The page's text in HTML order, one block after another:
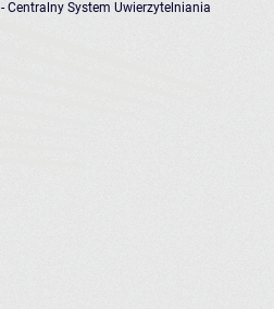
- Centralny System Uwierzytelniania